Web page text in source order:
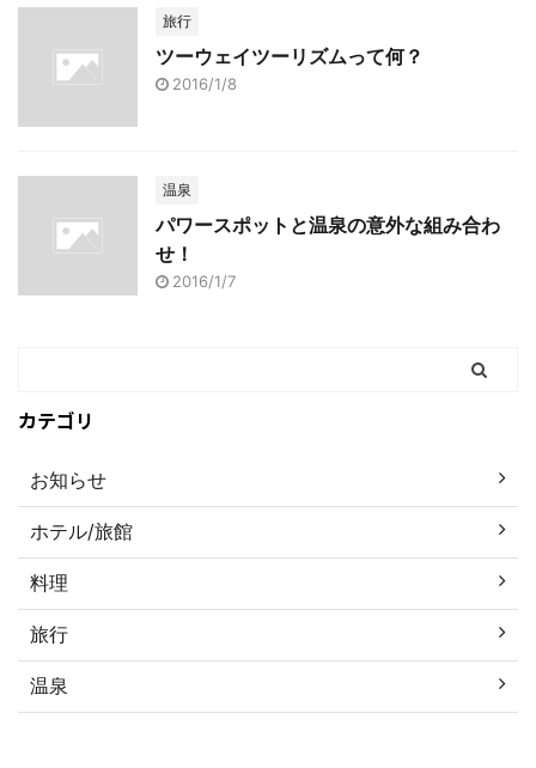
旅行
ツーウェイツーリズムって何？
2016/1/8
温泉
パワースポットと温泉の意外な組み合わ
せ！
2016/1/7
カテゴリ
お知らせ
ホテル/旅館
料理
旅行
温泉